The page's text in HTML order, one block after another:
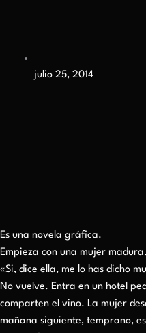
julio 25, 2014
Es una novela gráfica.
Empieza con una mujer
«Si, dice ella, me lo has dicho
No vuelve. Entra en un hotel
comparten el vino. La mujer
mañana siguiente, temprano,